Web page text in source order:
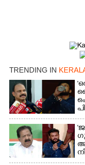
TRENDING IN